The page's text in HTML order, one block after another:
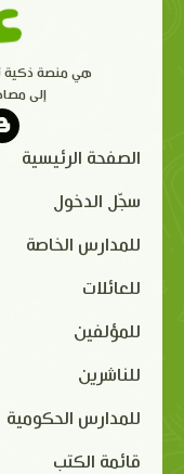
هي منصة ذكية
إلى
الصفحة الرئيسية
سجّل الدخول
للمدارس الخاصة
للعائلات
للمؤلفين
للناشرين
للمدارس الحكومية
قائمة الكتب